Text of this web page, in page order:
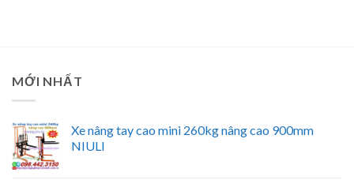
MỚI NHẤT
Xe nâng tay cao mini 260kg nâng cao 900mm
NIULI